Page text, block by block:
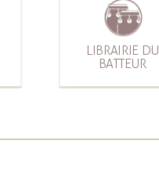
LIBRAIRIE DU
BATTEUR